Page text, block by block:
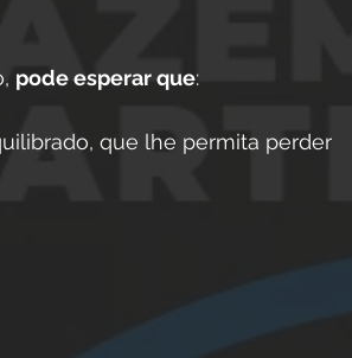
pode esperar que:
que lhe permita perder